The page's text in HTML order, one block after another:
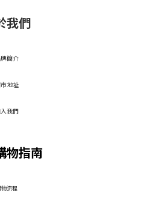
我們
簡介
地址
我們
物指南
物流程